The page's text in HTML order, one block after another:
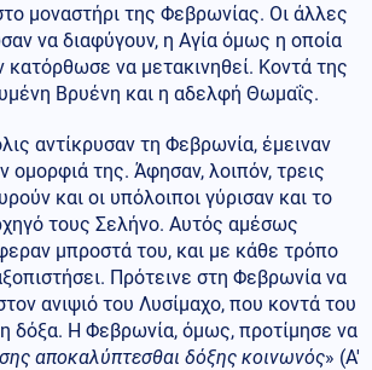
μοναστήρι της Φεβρωνίας. Οι άλλες
να διαφύγουν, η Αγία όμως η οποία
να μετακινηθεί. Κοντά της
Βρυένη και η αδελφή Θωμαΐς.
αντίκρυσαν τη Φεβρωνία, έμειναν
ομορφιά της. Άφησαν, λοιπόν, τρεις
και οι υπόλοιποι γύρισαν και το
τους Σελήνο. Αυτός αμέσως
μπροστά του, και με κάθε τρόπο
Πρότεινε στη Φεβρωνία να
ανιψιό του Λυσίμαχο, που κοντά του
δόξα. Η Φεβρωνία, όμως, προτίμησε να
αποκαλύπτεσθαι δόξης κοινωνός» (Α'